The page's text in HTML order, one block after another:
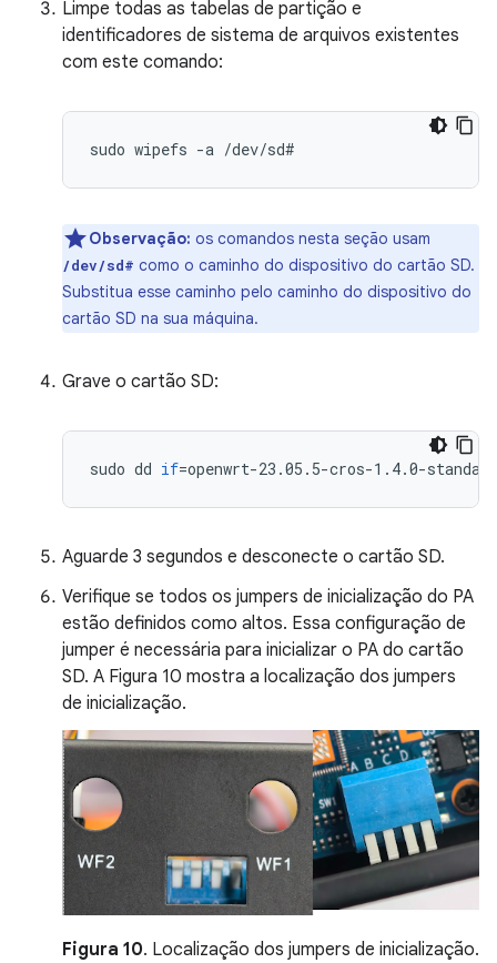
Limpe todas as tabelas de partição e
identificadores de sistema de arquivos existentes
com este comando:
sudo wipefs -a
Observação: os comandos nesta seção usam
/dev/sd# como o caminho do dispositivo do cartão SD.
Substitua esse caminho pelo caminho do dispositivo do
cartão SD na sua máquina.
Grave o cartão SD:
sudo dd if=openwrt-23.05.5-cros-1.4.0-
Aguarde 3 segundos e desconecte o cartão SD.
Verifique se todos os jumpers de inicialização do PA
estão definidos como altos. Essa configuração de
jumper é necessária para inicializar o PA do cartão
SD. A Figura 10 mostra a localização dos jumpers
de inicialização.
Figura 10. Localização dos jumpers de inicialização.